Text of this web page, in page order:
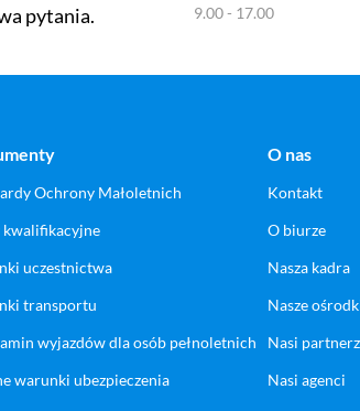
pytania.
9.00 - 17.00
Ochrony Małoletnich
uczestnictwa
transportu
wyjazdów dla osób pełnoletnich
warunki ubezpieczenia
O nas
Kontakt
O biurze
Nasza kadra
Nasze
Nasi
Nasi agenci